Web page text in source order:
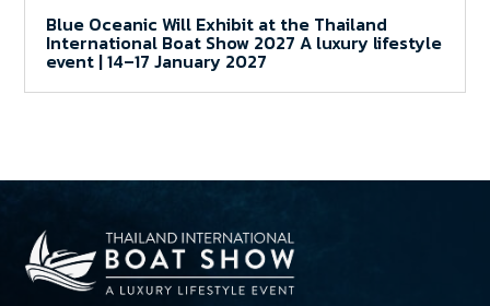
Blue Oceanic Will Exhibit at the Thailand
International Boat Show 2027 A luxury lifestyle
event | 14–17 January 2027